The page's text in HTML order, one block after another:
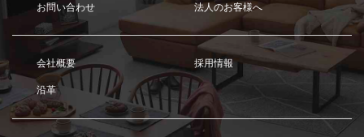
お問い合わせ 法人のお客様へ
会社概要 採用情報
沿革